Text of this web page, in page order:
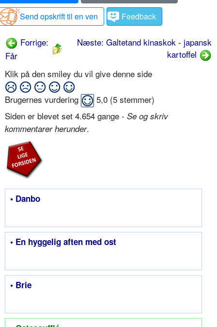
Send opskrift til en ven
Feedback
Forrige:
Får
Næste: Galtetand kinaskok - japansk
kartoffel
Klik på den smiley du vil give denne side
Brugernes vurdering 5,0 (5 stemmer)
Siden er blevet set 4.654 gange - Se og skriv
kommentarer herunder.
• Danbo
• En hyggelig aften med ost
• Brie